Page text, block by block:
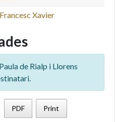
Xavier
de Rialp i Llorens
PDF Print